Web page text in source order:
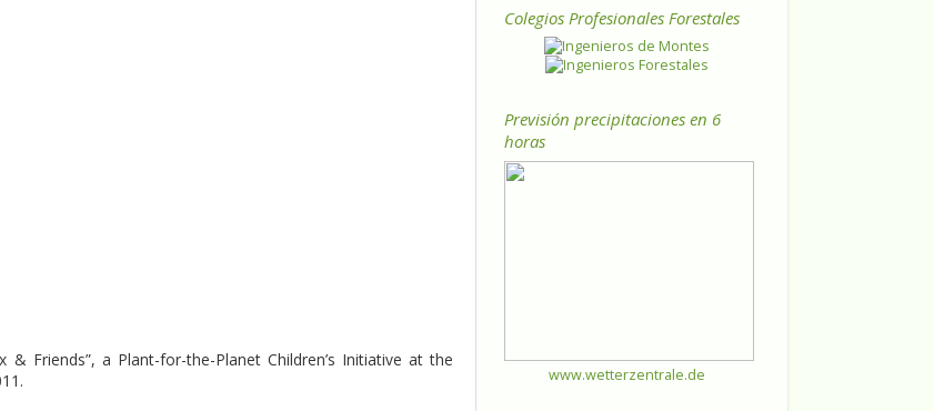
& Friends”, a Plant-for-the-Planet Children’s Initiative at the
Colegios Profesionales Forestales
Previsión precipitaciones en 6
horas
www.wetterzentrale.de